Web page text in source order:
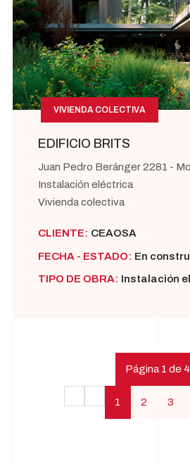
VIVIENDA COLECTIVA
EDIFICIO BRITS
Juan Pedro Beránger 2281 -
Instalación eléctrica
Vivienda colectiva
CLIENTE: CEAOSA
FECHA - ESTADO: En
TIPO DE OBRA: Instalación
1 2 3
Página 1 de 4